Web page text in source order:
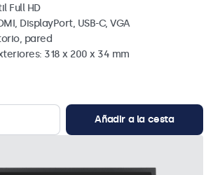
Full HD
DisplayPort, USB-C, VGA
pared
318 x 200 x 34 mm
Añadir a la cesta